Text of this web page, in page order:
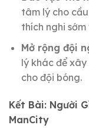
tâm lý cho
thích nghi
Mở rộng đội
lý khác để
cho đội bóng.
Kết Bài: Người
ManCity